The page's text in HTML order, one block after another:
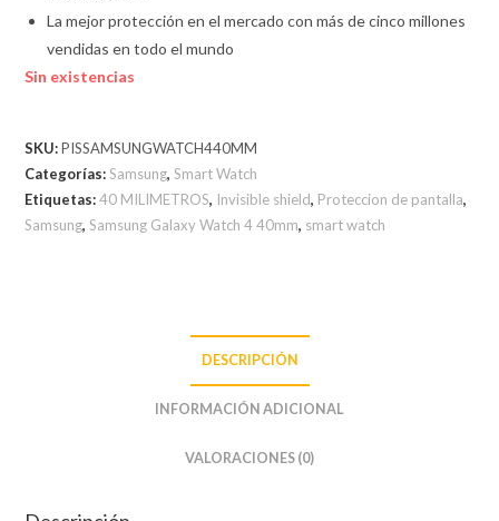
La mejor protección en el mercado con más de cinco millones
vendidas en todo el mundo
Sin existencias
SKU:PISSAMSUNGWATCH440MM
Categorías:Samsung,Smart Watch
Etiquetas:40 MILIMETROS, Invisible shield, Proteccion de pantalla,
Samsung,Samsung Galaxy Watch 4 40mm, smart watch
DESCRIPCIÓN
INFORMACIÓN ADICIONAL
VALORACIONES (0)